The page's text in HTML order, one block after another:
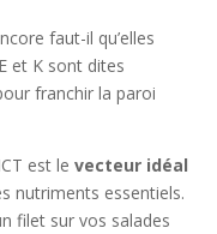
faut-il qu’elles
et K sont dites
franchir la paroi
est le vecteur idéal
nutriments essentiels.
filet sur vos salades